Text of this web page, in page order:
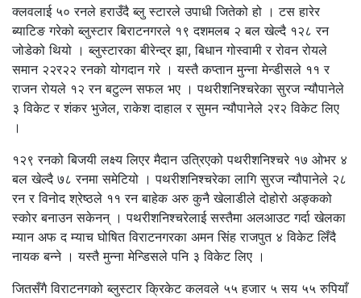
क्लवलाई ५० रनले हराउँदै ब्लु स्टारले उपाधी जितेको हो । टस हारेर
ब्याटिङ गरेको ब्लुस्टार बिराटनगरले १९ दशमलब २ बल खेल्दै १२८ रन
जोडेको थियो । ब्लुस्टारका बीरेन्द्र झा, बिधान गोस्वामी र रोवन रोयले
समान २२र२२ रनको योगदान गरे । यस्तै कप्तान मुन्ना मेन्डीसले ११ र
राजन रोयले १२ रन बटुल्न सफल भए । पथरीशनिश्चरेका सुरज न्यौपानेले
३ विकेट र शंकर भुजेल, राकेश दाहाल र सुमन न्यौपानेले २र२ विकेट लिए
।
१२९ रनको बिजयी लक्ष्य लिएर मैदान उत्रिएको पथरीशनिश्चरे १७ ओभर ४
बल खेल्दै ७८ रनमा समेटियो । पथरीशनिश्चरेका लागि सुरज न्यौपानेले २८
रन र विनोद श्रेष्ठले ११ रन बाहेक अरु कुनै खेलाडीले दोहोरो अङ्कको
स्कोर बनाउन सकेनन् । पथरीशनिश्चरेलाई सस्तैमा अलआउट गर्दा खेलका
म्यान अफ द म्याच घोषित विराटनगरका अमन सिंह राजपुत ४ विकेट लिँदै
नायक बन्ने । यस्तै मुन्ना मेन्डिसले पनि ३ विकेट लिए ।
जितसँगै विराटनगको ब्लुस्टार क्रिकेट कलवले ५५ हजार ५ सय ५५ रुपियाँ